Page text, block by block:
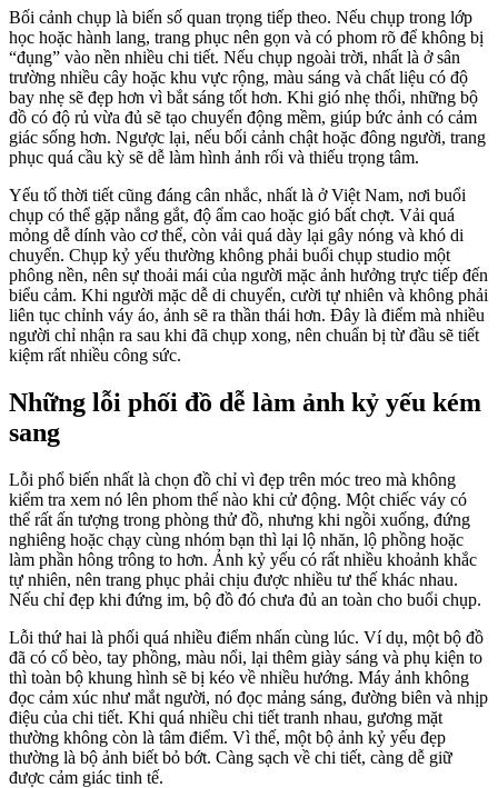
Bối cảnh chụp là biến số quan trọng tiếp theo. Nếu chụp trong lớp
học hoặc hành lang, trang phục nên gọn và có phom rõ để không bị
“đụng” vào nền nhiều chi tiết. Nếu chụp ngoài trời, nhất là ở sân
trường nhiều cây hoặc khu vực rộng, màu sáng và chất liệu có độ
bay nhẹ sẽ đẹp hơn vì bắt sáng tốt hơn. Khi gió nhẹ thổi, những bộ
đồ có độ rủ vừa đủ sẽ tạo chuyển động mềm, giúp bức ảnh có cảm
giác sống hơn. Ngược lại, nếu bối cảnh chật hoặc đông người, trang
phục quá cầu kỳ sẽ dễ làm hình ảnh rối và thiếu trọng tâm.
Yếu tố thời tiết cũng đáng cân nhắc, nhất là ở Việt Nam, nơi buổi
chụp có thể gặp nắng gắt, độ ẩm cao hoặc gió bất chợt. Vải quá
mỏng dễ dính vào cơ thể, còn vải quá dày lại gây nóng và khó di
chuyển. Chụp kỷ yếu thường không phải buổi chụp studio một
phông nền, nên sự thoải mái của người mặc ảnh hưởng trực tiếp đến
biểu cảm. Khi người mặc dễ di chuyển, cười tự nhiên và không phải
liên tục chỉnh váy áo, ảnh sẽ ra thần thái hơn. Đây là điểm mà nhiều
người chỉ nhận ra sau khi đã chụp xong, nên chuẩn bị từ đầu sẽ tiết
kiệm rất nhiều công sức.
Những lỗi phối đồ dễ làm ảnh kỷ yếu kém
sang
Lỗi phổ biến nhất là chọn đồ chỉ vì đẹp trên móc treo mà không
kiểm tra xem nó lên phom thế nào khi cử động. Một chiếc váy có
thể rất ấn tượng trong phòng thử đồ, nhưng khi ngồi xuống, đứng
nghiêng hoặc chạy cùng nhóm bạn thì lại lộ nhăn, lộ phồng hoặc
làm phần hông trông to hơn. Ảnh kỷ yếu có rất nhiều khoảnh khắc
tự nhiên, nên trang phục phải chịu được nhiều tư thế khác nhau.
Nếu chỉ đẹp khi đứng im, bộ đồ đó chưa đủ an toàn cho buổi chụp.
Lỗi thứ hai là phối quá nhiều điểm nhấn cùng lúc. Ví dụ, một bộ đồ
đã có cổ bèo, tay phồng, màu nổi, lại thêm giày sáng và phụ kiện to
thì toàn bộ khung hình sẽ bị kéo về nhiều hướng. Máy ảnh không
đọc cảm xúc như mắt người, nó đọc mảng sáng, đường biên và nhịp
điệu của chi tiết. Khi quá nhiều chi tiết tranh nhau, gương mặt
thường không còn là tâm điểm. Vì thế, một bộ ảnh kỷ yếu đẹp
thường là bộ ảnh biết bỏ bớt. Càng sạch về chi tiết, càng dễ giữ
được cảm giác tinh tế.